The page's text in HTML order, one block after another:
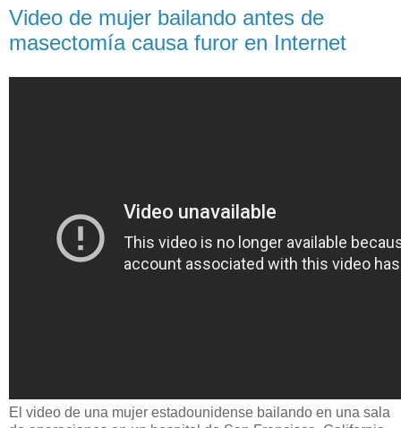
Video de mujer bailando antes de
masectomía causa furor en Internet
El video de una mujer estadounidense bailando en una sala